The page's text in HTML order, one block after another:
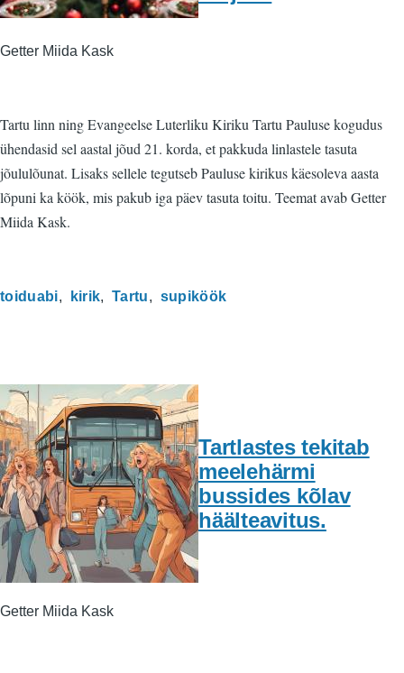
Getter Miida Kask
Tartu linn ning Evangeelse Luterliku Kiriku Tartu Pauluse kogudus
ühendasid sel aastal jõud 21. korda, et pakkuda linlastele tasuta
jõululõunat. Lisaks sellele tegutseb Pauluse kirikus käesoleva aasta
lõpuni ka köök, mis pakub iga päev tasuta toitu. Teemat avab Getter
Miida Kask.
toiduabi kirik Tartu supiköök
Tartlastes tekitab
meelehärmi
bussides kõlav
häälteavitus.
Getter Miida Kask